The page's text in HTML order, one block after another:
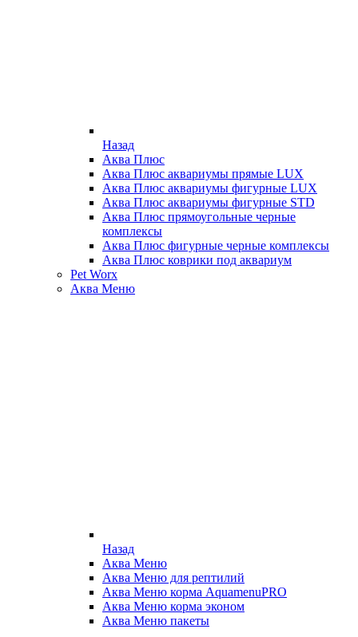
Назад
Аква Плюс
Аква Плюс аквариумы прямые LUX
Аква Плюс аквариумы фигурные LUX
Аква Плюс аквариумы фигурные STD
Аква Плюс прямоугольные черные
комплексы
Аква Плюс фигурные черные комплексы
Аква Плюс коврики под аквариум
Pet Worx
Аква Меню
Назад
Аква Меню
Аква Меню для рептилий
Аква Меню корма AquamenuPRO
Аква Меню корма эконом
Аква Меню пакеты